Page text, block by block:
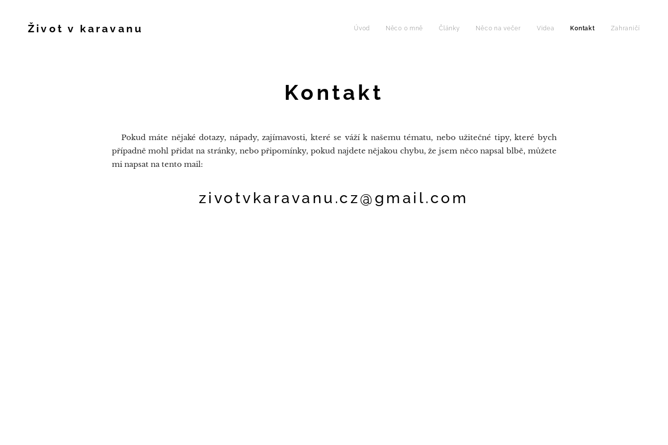
Život v karavanu Úvod Něco o mně Články Něco na večer Videa Kontakt Zahraničí
Kontakt
Pokud máte nějaké dotazy, nápady, zajímavosti, které se váží k našemu tématu, nebo užitečné tipy, které bych
případně mohl přidat na stránky, nebo připomínky, pokud najdete nějakou chybu, že jsem něco napsal blbě, můžete
mi napsat na tento mail:
zivotvkaravanu.cz@gmail.com